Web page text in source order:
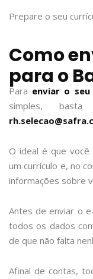
Prepare o seu
Como
para o
Para enviar o seu
simples,
O ideal é que você
um currículo e, no
informações sobre
Antes de enviar o
todos os dados
de que não falta
Afinal de contas,